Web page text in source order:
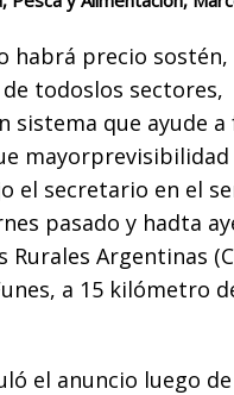
habrá precio
todoslos sectores,
sistema que ayude
mayorprevisibilidad
el secretario en el
pasado y hadta
Rurales Argentinas
a 15 kilómetro
el anuncio luego